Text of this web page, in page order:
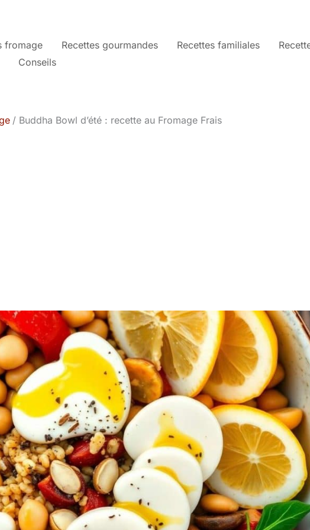
fromage Recettes gourmandes Recettes familiales
Conseils
Buddha Bowl d’été : recette au Fromage Frais